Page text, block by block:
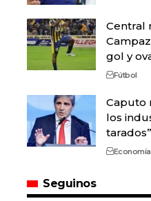
Central
gol y
Fútbol
Caputo
los
tarados”
Economía
Seguinos